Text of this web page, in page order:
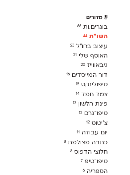
מדורים
בוגרים.ות66
השו״ת44
עיצוב בחו"ל23
האוסף שלי21
גיבאווייז20
דור המייסדים16
טיפולינקס15
צמד חמד14
פינת הלשון13
טיפו־גרם12
צ׳יטוט12
יום עבודה11
כתבה מצולמת8
חלוצי הדפוס8
טיפו־טיפ7
הספריה6